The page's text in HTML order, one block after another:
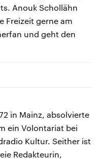
Anouk Schollähn
Freizeit gerne am
und geht den
in Mainz, absolvierte
ein Volontariat bei
Kultur. Seither ist
Redakteurin,